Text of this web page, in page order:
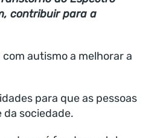
contribuir para a
autismo a melhorar a
para que as pessoas
sociedade.